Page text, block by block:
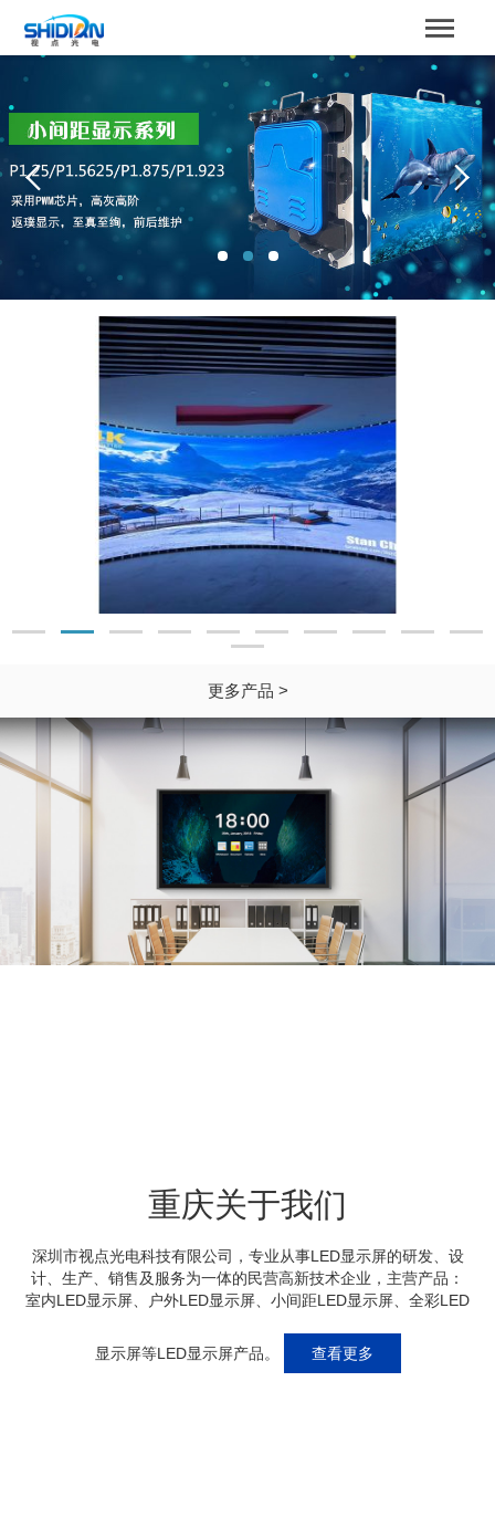
网站首页
关于我们
产品中心
成功案例
新闻资讯
服务支持
联系我们
更多产品 >
重庆关于我们
深圳市视点光电科技有限公司，专业从事LED显示屏的研发、设
计、生产、销售及服务为一体的民营高新技术企业，主营产品：
室内LED显示屏、户外LED显示屏、小间距LED显示屏、全彩LED
显示屏等LED显示屏产品。 查看更多